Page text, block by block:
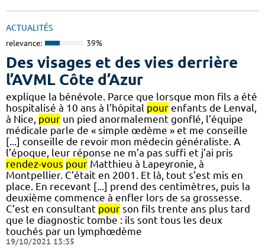
ACTUALITÉS
relevance: 39%
Des visages et des vies derrière
l’AVML Côte d’Azur
explique la bénévole. Parce que lorsque mon fils a été
hospitalisé à 10 ans à l’hôpital pour enfants de Lenval,
à Nice, pour un pied anormalement gonflé, l’équipe
médicale parle de « simple œdème » et me conseille
[...] conseille de revoir mon médecin généraliste. A
l’époque, leur réponse ne m’a pas suffi et j’ai pris
rendez-vous pour Matthieu à Lapeyronie, à
Montpellier. C’était en 2001. Et là, tout s’est mis en
place. En recevant [...] prend des centimètres, puis la
deuxième commence à enfler lors de sa grossesse.
C’est en consultant pour son fils trente ans plus tard
que le diagnostic tombe : ils sont tous les deux
touchés par un lymphœdème
19/10/2021 13:35